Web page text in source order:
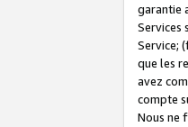
garantie
Services
Service;
que les
avez
compte
Nous ne